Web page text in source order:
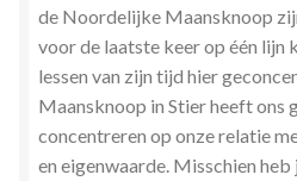
de Noordelijke Maansknoop
voor de laatste keer op één lijn
lessen van zijn tijd hier
Maansknoop in Stier heeft ons
concentreren op onze relatie
en eigenwaarde. Misschien